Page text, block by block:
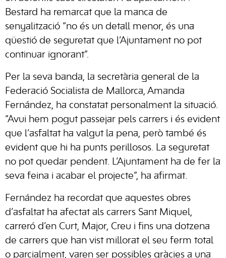
Bestard ha remarcat que la manca de
senyalització “no és un detall menor, és una
qüestió de seguretat que l’Ajuntament no pot
continuar ignorant”.
Per la seva banda, la secretària general de la
Federació Socialista de Mallorca, Amanda
Fernández, ha constatat personalment la situació.
“Avui hem pogut passejar pels carrers i és evident
que l’asfaltat ha valgut la pena, però també és
evident que hi ha punts perillosos. La seguretat
no pot quedar pendent. L’Ajuntament ha de fer la
seva feina i acabar el projecte”, ha afirmat.
Fernández ha recordat que aquestes obres
d’asfaltat ha afectat als carrers Sant Miquel,
carreró d’en Curt, Major, Creu i fins una dotzena
de carrers que han vist millorat el seu ferm total
o parcialment, varen ser possibles gràcies a una